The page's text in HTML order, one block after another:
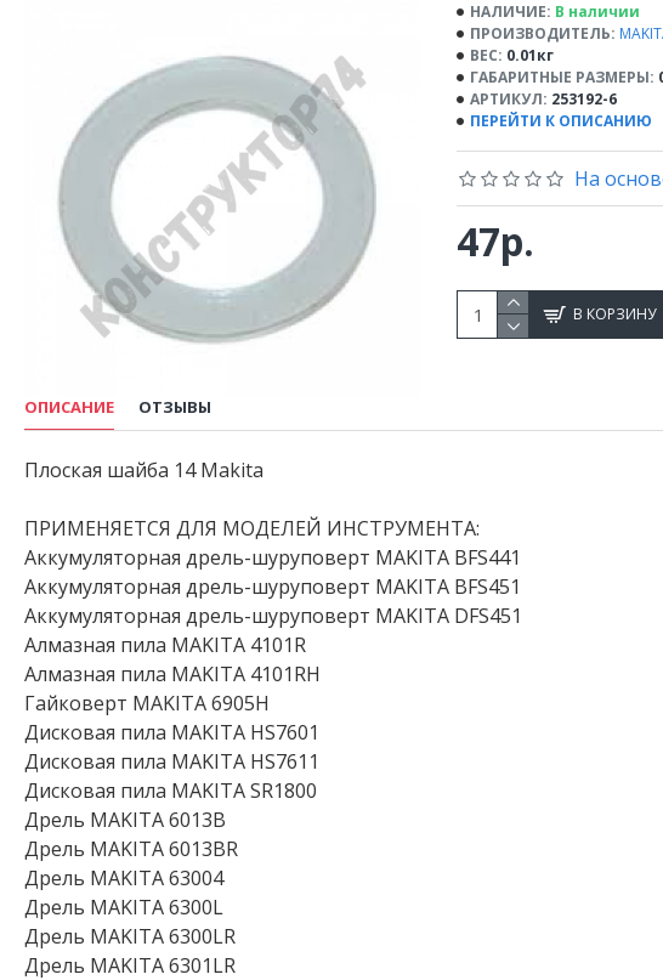
НАЛИЧИЕ: В наличии
ПРОИЗВОДИТЕЛЬ:
ВЕС: 0.01кг
ГАБАРИТНЫЕ РАЗМЕРЫ:
АРТИКУЛ: 253192-6
ПЕРЕЙТИ К ОПИСАНИЮ
На
47р.
В КОРЗИНУ
ОПИСАНИЕ ОТЗЫВЫ
Плоская шайба 14 Makita
ПРИМЕНЯЕТСЯ ДЛЯ МОДЕЛЕЙ ИНСТРУМЕНТА:
Аккумуляторная дрель-шуруповерт MAKITA BFS441
Аккумуляторная дрель-шуруповерт MAKITA BFS451
Аккумуляторная дрель-шуруповерт MAKITA DFS451
Алмазная пила MAKITA 4101R
Алмазная пила MAKITA 4101RH
Гайковерт MAKITA 6905H
Дисковая пила MAKITA HS7601
Дисковая пила MAKITA HS7611
Дисковая пила MAKITA SR1800
Дрель MAKITA 6013B
Дрель MAKITA 6013BR
Дрель MAKITA 63004
Дрель MAKITA 6300L
Дрель MAKITA 6300LR
Дрель MAKITA 6301LR